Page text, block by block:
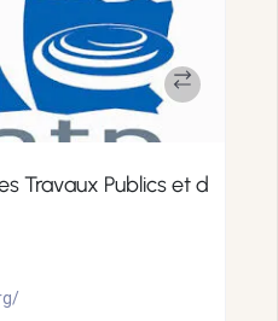
Travaux Publics et d